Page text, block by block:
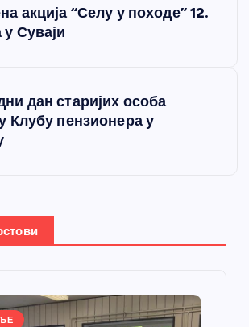
акција “Селу у походе” 12.
Суваји
дан старијих особа
Клубу пензионера у